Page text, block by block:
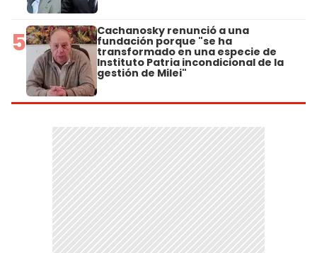
5 Cachanosky renunció a una
fundación porque "se ha
transformado en una especie de
Instituto Patria incondicional de la
gestión de Milei"